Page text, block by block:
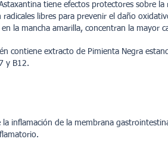
tiene efectos protectores sobre
radicales libres para prevenir el daño
en la mancha amarilla, concentran la mayor
contiene extracto de Pimienta Negra
y B12.
la inflamación de la membrana